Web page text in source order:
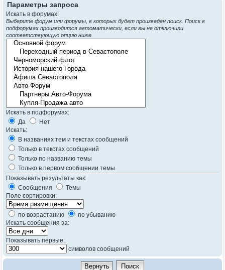
Параметры запроса
Искать в форумах:
Выберите форум или форумы, в которых будет произведён поиск. Поиск в
подфорумах производится автоматически, если вы не отключили
соответствующую опцию ниже.
Искать в подфорумах:
Да
Нет
Искать:
В названиях тем и текстах сообщений
Только в текстах сообщений
Только по названию темы
Только в первом сообщении темы
Показывать результаты как:
Сообщения
Темы
Поле сортировки:
по возрастанию
по убыванию
Искать сообщения за:
Показывать первые:
символов сообщений